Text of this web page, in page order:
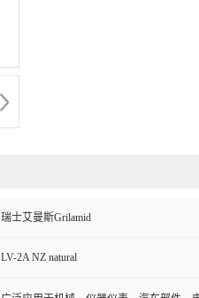
瑞士艾曼斯Grilamid
LV-2A NZ natural